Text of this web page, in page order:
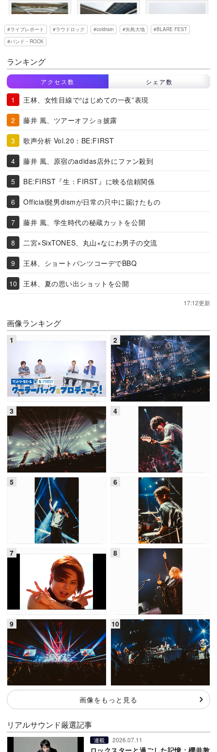
ライブレポート ラウドロック coldrain 矢島大地
BLARE FEST
バンド・ROCK
ランキング
アクセス数 シェア数
王林、女性目線で“はじめての一夜”表現
藤井 風、ツアーオフショ披露
歌声分析 Vol.20：BE:FIRST
藤井 風、原宿のadidas店外にファン殺到
BE:FIRST『生：FIRST』に映る信頼関係
Official髭男dismが日常の只中に届けたもの
藤井 風、学生時代の秘蔵カットを公開
二宮×SixTONES、丸山×なにわ男子の交流
王林、ショートパンツコーデでBBQ
王林、夏の思い出ショットを公開
17:12更新
画像ランキング
画像をもっと見る
リアルサウンド厳選記事
連載 2026.07.11
ロックスターと過ごした記憶：櫻井敦